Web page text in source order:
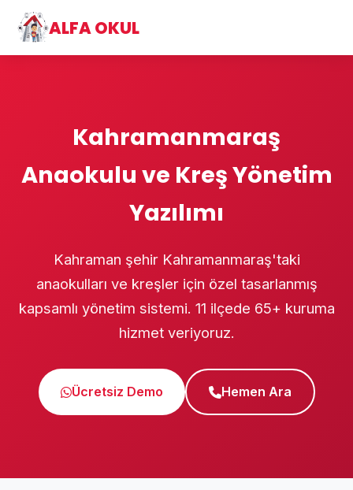
ALFA OKUL
Kahramanmaraş
Anaokulu ve Kreş Yönetim
Yazılımı
Kahraman şehir Kahramanmaraş'taki
anaokulları ve kreşler için özel tasarlanmış
kapsamlı yönetim sistemi. 11 ilçede 65+ kuruma
hizmet veriyoruz.
Ücretsiz Demo Hemen Ara